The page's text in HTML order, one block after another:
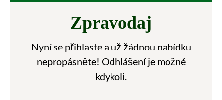
Zpravodaj
Nyní se přihlaste a už žádnou nabídku
nepropásněte! Odhlášení je možné
kdykoli.